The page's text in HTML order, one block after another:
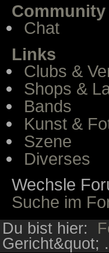
Community
Chat
Links
Clubs &
Shops &
Bands
Kunst &
Szene
Diverses
Wechsle
Suche im
Du bist hier:
Gericht&quot;